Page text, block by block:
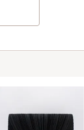
ージ通りの印象で華